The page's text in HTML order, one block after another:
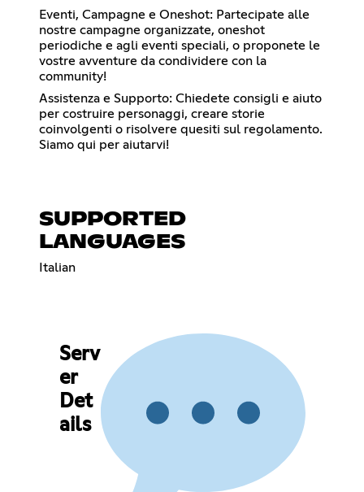
Eventi, Campagne e Oneshot: Partecipate alle
nostre campagne organizzate, oneshot
periodiche e agli eventi speciali, o proponete le
vostre avventure da condividere con la
community!
Assistenza e Supporto: Chiedete consigli e aiuto
per costruire personaggi, creare storie
coinvolgenti o risolvere quesiti sul regolamento.
Siamo qui per aiutarvi!
SUPPORTED
LANGUAGES
Italian
Serv
er
Det
ails